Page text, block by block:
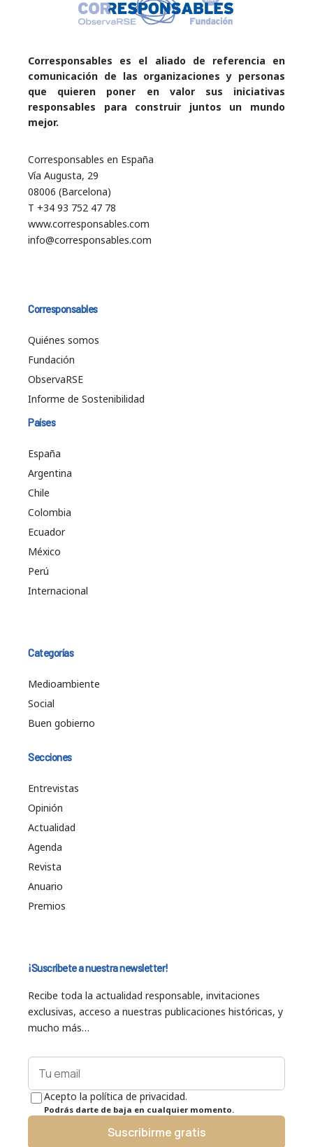
Corresponsables es el aliado de referencia en
comunicación de las organizaciones y personas
que quieren poner en valor sus iniciativas
responsables para construir juntos un mundo
mejor.
Corresponsables en España
Vía Augusta, 29
08006 (Barcelona)
T +34 93 752 47 78
www.corresponsables.com
info@corresponsables.com
Corresponsables
Quiénes somos
Fundación
ObservaRSE
Informe de Sostenibilidad
Países
España
Argentina
Chile
Colombia
Ecuador
México
Perú
Internacional
Categorías
Medioambiente
Social
Buen gobierno
Secciones
Entrevistas
Opinión
Actualidad
Agenda
Revista
Anuario
Premios
¡Suscríbete a nuestra newsletter!
Recibe toda la actualidad responsable, invitaciones
exclusivas, acceso a nuestras publicaciones históricas, y
mucho más…
Acepto la política de privacidad.
Podrás darte de baja en cualquier momento.
Suscribirme gratis